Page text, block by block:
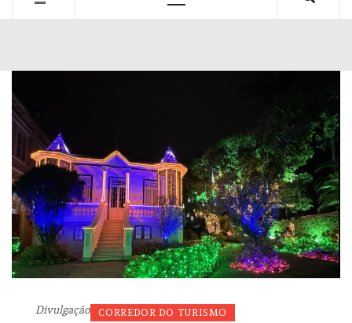
Divulgação CORREDOR DO TURISMO